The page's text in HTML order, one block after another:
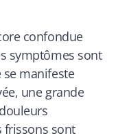
confondue
symptômes sont
manifeste
une grande
frissons sont